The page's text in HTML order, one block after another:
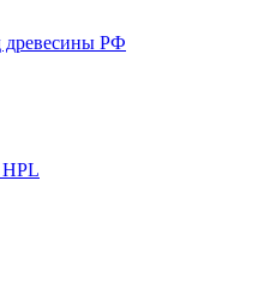
древесины РФ